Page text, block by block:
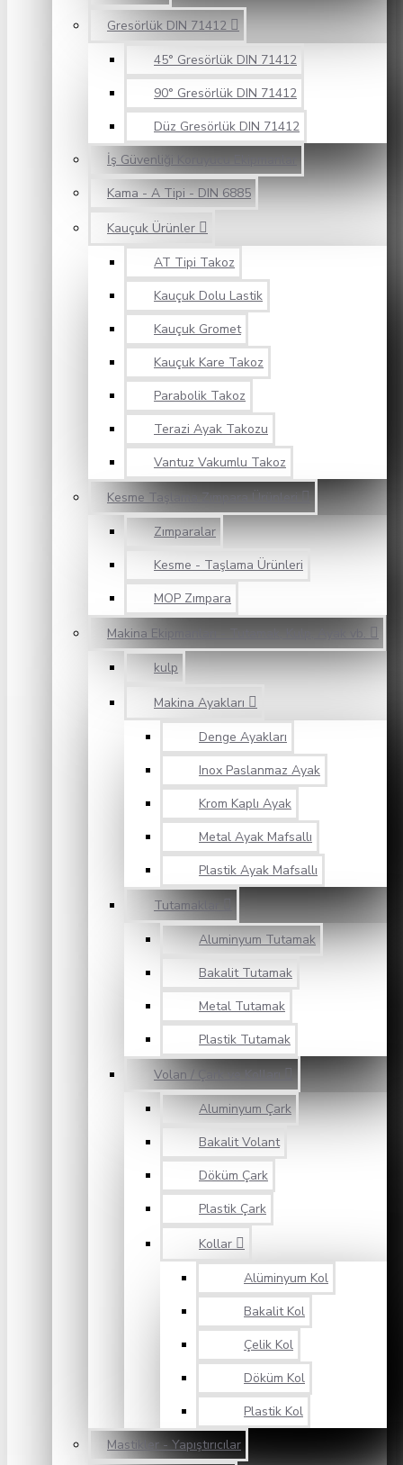
Gresörlük DIN 71412
45° Gresörlük DIN 71412
90° Gresörlük DIN 71412
Düz Gresörlük DIN 71412
İş Güvenliği Koruyucu Ekipmanlar
Kama - A Tipi - DIN 6885
Kauçuk Ürünler
AT Tipi Takoz
Kauçuk Dolu Lastik
Kauçuk Gromet
Kauçuk Kare Takoz
Parabolik Takoz
Terazi Ayak Takozu
Vantuz Vakumlu Takoz
Kesme Taşlama Zımpara Ürünleri
Zımparalar
Kesme - Taşlama Ürünleri
MOP Zımpara
Makina Ekipmanları - Tutamak, Kulp, Ayak vb.
kulp
Makina Ayakları
Denge Ayakları
Inox Paslanmaz Ayak
Krom Kaplı Ayak
Metal Ayak Mafsallı
Plastik Ayak Mafsallı
Tutamaklar
Aluminyum Tutamak
Bakalit Tutamak
Metal Tutamak
Plastik Tutamak
Volan / Çark ve Kolları
Aluminyum Çark
Bakalit Volant
Döküm Çark
Plastik Çark
Kollar
Alüminyum Kol
Bakalit Kol
Çelik Kol
Döküm Kol
Plastik Kol
Mastikler - Yapıştırıcılar